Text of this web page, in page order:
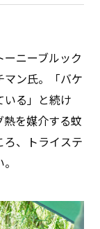
ーニーブルック
ン氏。「バケ
いる」と続け
を媒介する蚊
、トライステ